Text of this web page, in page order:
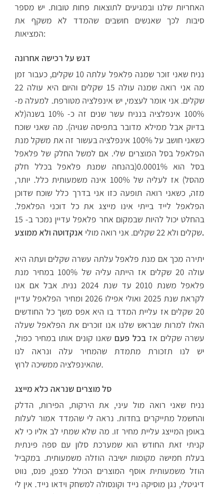
האחריות שלנו ובמגיעים לתוצאות פחות טובות. יש מספר
סיבות לכך שאנשים חושבים שהמדד לא משקף את
המציאות:
דגש על רכישה אחרונה
נניח שאני זוכר שמנה פלאפל עלתה 10 שקלים, כעבור זמן
מה אני רואה שמנה עולה 15 שקלים והיום היא עולה 22
שקלים. אני אומר לעצמי, יש אינפלציה מטורפת. למעלה מ-
100% אינפלציה בנניח עשר שנים זה כ- 10% בשנה(לא
בדיוק אבל ממילא מדובר בתפיסה שגויה). מה שאני שוכח
כשאני חושב על 100% אינפלציה בעשור זה את משקל מנת
הפלאפל בסל המוצרים שלי. אם למשל החלק של פלאפל
בסל הוא 0.0001%(בהנחה שמנת פלאפל בכלל חלק
מהסל) אז לעליה של 100% אינה משמעותית כלל. יותר,
מזה, כשאני רואה תופעה כזו אני בדרך כלל שוכח שדוכן
הפלאפל לייד בייתי אינו מייצג את כל דוכני הפלאפל.
בהחלט יכול להיות שבמקום אחר פלאפל עדיין נמכר ב- 15
שקלים ולא 22 שקלים. אני רואה מוליאנקדוטה ולא ממוצע.
יתירה מכך אם מנת פלאפל עלתה עשרה שקלים ועתה היא
עולה 20 שקלים אז הייתה עליה של 100% במחיר מנת
פלאפל משנת 2010 עד שנת 2024 נניח. אבל אם אנו
לקראת שנת 2025 ואולי אפילו 2026 ומחיר הפלאפל עדיין
20 שקלים אז עליית המדד בו היא אפס משך כל החודשים
האלו למרות שבראש שלנו אנו זוכרים את הפלאפל שעלה
עשרה שקלים אז בכל פעם שאנו קונים אותו במחיר כפול,
יש לנו תזכורת מתמדת שהמחיר עלה ונראה לנו
שהאינפלציה ממשיכה לרוץ.
סל מוצרים שנראה כלא מייצג
נניח שאני רואה מול עיני, את הירקות, הפירות, הדלק
והחשמל מתייקרים בחדות. נראה לי שהמדד אמור לעלות
באופן המייצג עליית מחיר זו. מה שלא שמתי לב אליו כי לא
קניתי זאת החודש הוא שמערכת סלון עם ספה פינתית
בעלת חמישה מקומות ישיבה הוזלה משמעותית. במקביל
הוזל משמעותית אוסף המוצרים הכולל מצפן, פנס, נווט
דיגיטלי, נגן מוסיקה נייד וקונסולה למשחק וידאו נייד. אין לי